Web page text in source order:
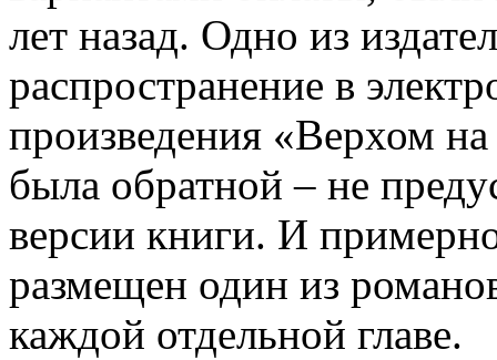
лет назад. Одно из
распространение в
произведения «Верхом
была обратной – не
версии книги. И
размещен один из
каждой отдельной главе.